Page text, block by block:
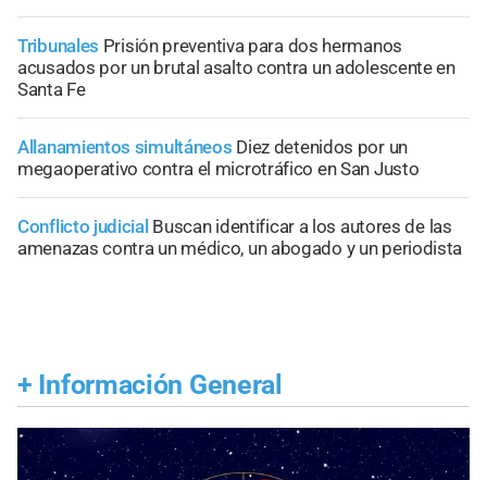
Tribunales Prisión preventiva para dos hermanos
acusados por un brutal asalto contra un adolescente en
Santa Fe
Allanamientos simultáneos Diez detenidos por un
megaoperativo contra el microtráfico en San Justo
Conflicto judicial Buscan identificar a los autores de las
amenazas contra un médico, un abogado y un periodista
+ Información General